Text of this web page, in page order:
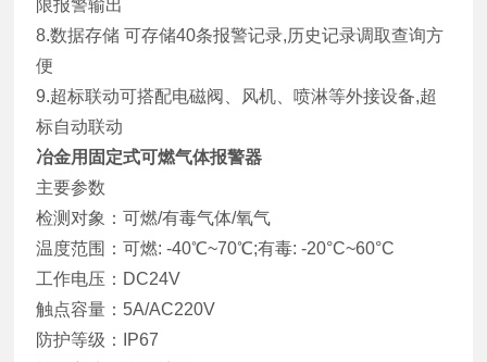
限报警输出
8.数据存储 可存储40条报警记录,历史记录调取查询方
便
9.超标联动可搭配电磁阀、风机、喷淋等外接设备,超
标自动联动
冶金用固定式可燃气体报警器
主要参数
检测对象：可燃/有毒气体/氧气
温度范围：可燃: -40℃~70℃;有毒: -20°C~60°C
工作电压：DC24V
触点容量：5A/AC220V
防护等级：IP67